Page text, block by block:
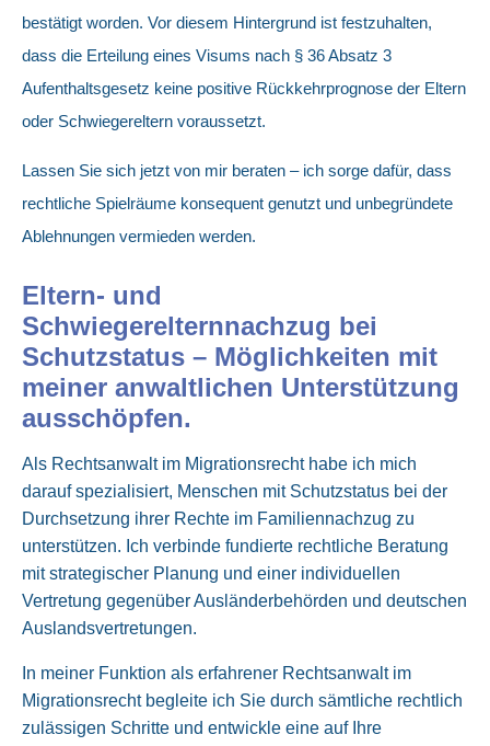
bestätigt worden. Vor diesem Hintergrund ist festzuhalten,
dass die Erteilung eines Visums nach § 36 Absatz 3
Aufenthaltsgesetz keine positive Rückkehrprognose der Eltern
oder Schwiegereltern voraussetzt.
Lassen Sie sich jetzt von mir beraten – ich sorge dafür, dass
rechtliche Spielräume konsequent genutzt und unbegründete
Ablehnungen vermieden werden.
Eltern- und
Schwiegerelternnachzug bei
Schutzstatus – Möglichkeiten mit
meiner anwaltlichen Unterstützung
ausschöpfen.
Als Rechtsanwalt im Migrationsrecht habe ich mich
darauf spezialisiert, Menschen mit Schutzstatus bei der
Durchsetzung ihrer Rechte im Familiennachzug zu
unterstützen. Ich verbinde fundierte rechtliche Beratung
mit strategischer Planung und einer individuellen
Vertretung gegenüber Ausländerbehörden und deutschen
Auslandsvertretungen.
In meiner Funktion als erfahrener Rechtsanwalt im
Migrationsrecht begleite ich Sie durch sämtliche rechtlich
zulässigen Schritte und entwickle eine auf Ihre